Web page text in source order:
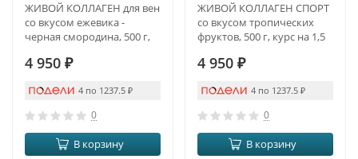
ЖИВОЙ КОЛЛАГЕН для вен
со вкусом ежевика -
черная смородина, 500 г,
4 950 ₽
4 по 1237.5 ₽
0
В корзину
ЖИВОЙ КОЛЛАГЕН СПОРТ
со вкусом тропических
фруктов, 500 г, курс на 1,5
4 950 ₽
4 по 1237.5 ₽
0
В корзину